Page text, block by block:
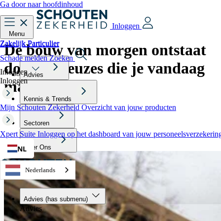
Ga door naar hoofdinhoud
Menu
Inloggen
ZakelijkParticulier
Advies
Kennis & Trends
Sectoren
Over Ons
Nederlands
ZakelijkParticulier
Schade meldenZoeken
Inloggen
Inloggen
Mijn Schouten Zekerheid Overzicht van jouw producten
Xpert Suite Inloggen op het dashboard van jouw
NL
Advies (has submenu)
Advies
De bouw van morgen ontstaat
door de keuzes die je vandaag
maakt
De sector verandert snel. Vooruitkijken helpt je om grip te houden op
projecten en kosten. Ontdek waar jij staat ten opzichte van andere
ondernemers én welke kansen jij nu al kunt pakken richting 2030.
Start de Zekerheidstest